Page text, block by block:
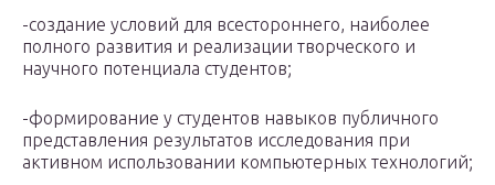
-создание условий для всестороннего, наиболее
полного развития и реализации творческого и
научного потенциала студентов;
-формирование у студентов навыков публичного
представления результатов исследования при
активном использовании компьютерных технологий;